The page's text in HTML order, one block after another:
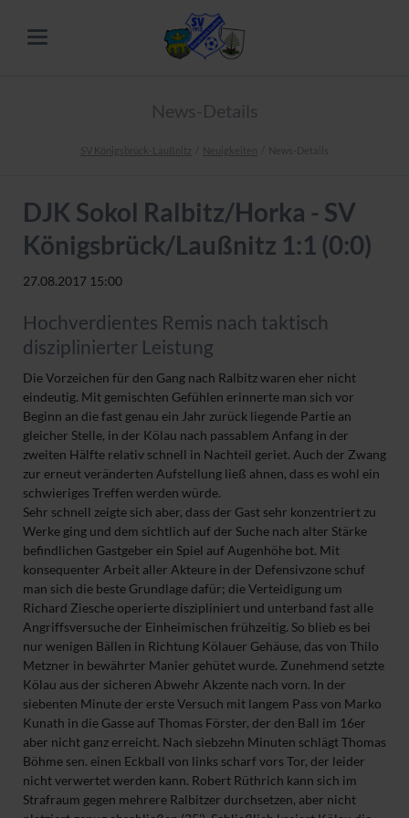
News-Details
SV Königsbrück-Laußnitz Neuigkeiten News-Details
DJK Sokol Ralbitz/Horka - SV
Königsbrück/Laußnitz 1:1 (0:0)
27.08.2017 15:00
Hochverdientes Remis nach taktisch
disziplinierter Leistung
Die Vorzeichen für den Gang nach Ralbitz waren eher nicht
eindeutig. Mit gemischten Gefühlen erinnerte man sich vor
Beginn an die fast genau ein Jahr zurück liegende Partie an
gleicher Stelle, in der Kölau nach passablem Anfang in der
zweiten Hälfte relativ schnell in Nachteil geriet. Auch der Zwang
zur erneut veränderten Aufstellung ließ ahnen, dass es wohl ein
schwieriges Treffen werden würde.
Sehr schnell zeigte sich aber, dass der Gast sehr konzentriert zu
Werke ging und dem sichtlich auf der Suche nach alter Stärke
befindlichen Gastgeber ein Spiel auf Augenhöhe bot. Mit
konsequenter Arbeit aller Akteure in der Defensivzone schuf
man sich die beste Grundlage dafür; die Verteidigung um
Richard Ziesche operierte diszipliniert und unterband fast alle
Angriffsversuche der Einheimischen frühzeitig. So blieb es bei
nur wenigen Bällen in Richtung Kölauer Gehäuse, das von Thilo
Metzner in bewährter Manier gehütet wurde. Zunehmend setzte
Kölau aus der sicheren Abwehr Akzente nach vorn. In der
siebenten Minute der erste Versuch mit langem Pass von Marko
Kunath in die Gasse auf Thomas Förster, der den Ball im 16er
aber nicht ganz erreicht. Nach siebzehn Minuten schlägt Thomas
Böhme sen. einen Eckball von links scharf vors Tor, der leider
nicht verwertet werden kann. Robert Rüthrich kann sich im
Strafraum gegen mehrere Ralbitzer durchsetzen, aber nicht